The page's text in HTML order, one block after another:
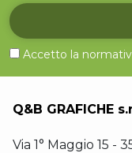
Accetto la
Q&B GRAFICHE
Via 1° Maggio 15 -